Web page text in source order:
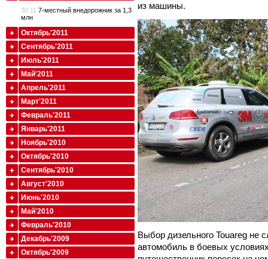
из машины.
Выбор дизельного Touareg не
автомобиль в боевых
30.11 7-местный внедорожник за 1,3
млн
Октябрь'2011
Сентябрь'2011
Июль'2011
Май'2011
Апрель'2011
Март'2011
Февраль'2011
Январь'2011
Ноябрь'2010
Октябрь'2010
Сентябрь'2010
Август'2010
Июнь'2010
Май'2010
Февраль'2010
Декабрь'2009
Октябрь'2009